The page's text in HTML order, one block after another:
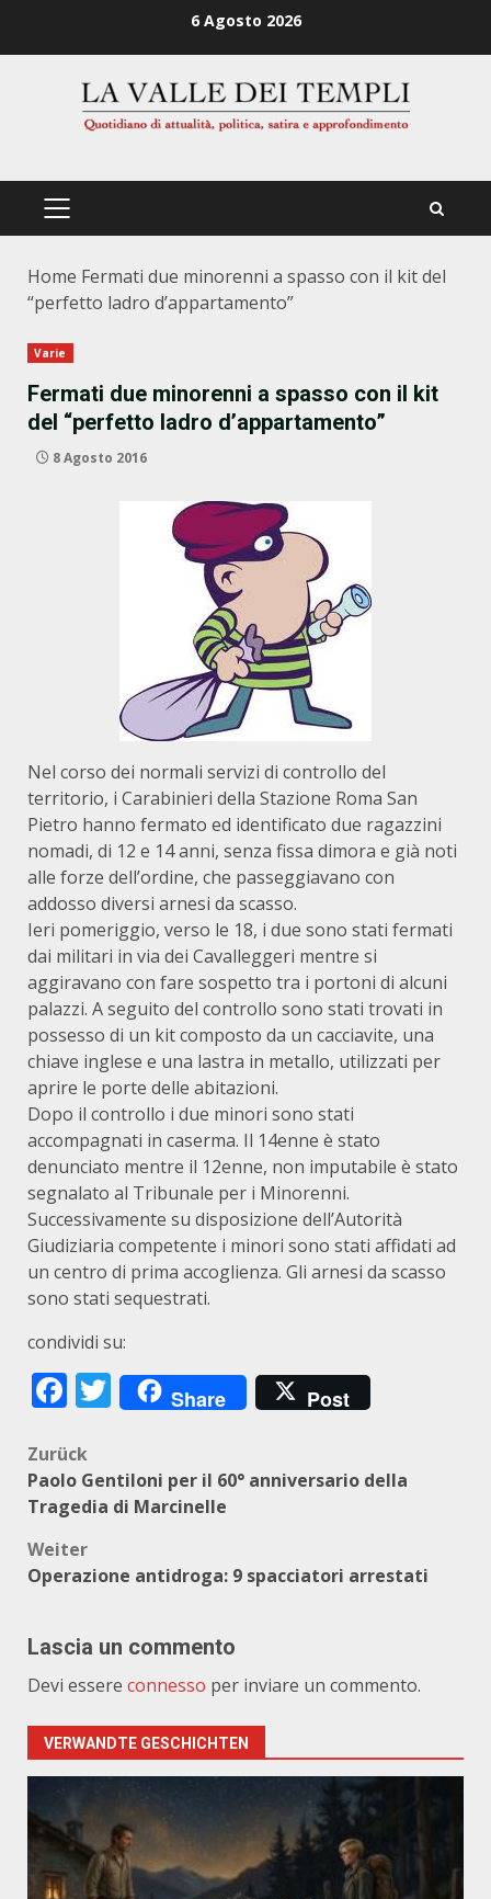
6 Agosto 2026
PRIMÄRES
Home Fermati due minorenni a spasso con il kit del
“perfetto ladro d’appartamento”
Varie
Fermati due minorenni a spasso con il kit
del “perfetto ladro d’appartamento”
8 Agosto 2016
Nel corso dei normali servizi di controllo del
territorio, i Carabinieri della Stazione Roma San
Pietro hanno fermato ed identificato due ragazzini
nomadi, di 12 e 14 anni, senza fissa dimora e già noti
alle forze dell’ordine, che passeggiavano con
addosso diversi arnesi da scasso.
Ieri pomeriggio, verso le 18, i due sono stati fermati
dai militari in via dei Cavalleggeri mentre si
aggiravano con fare sospetto tra i portoni di alcuni
palazzi. A seguito del controllo sono stati trovati in
possesso di un kit composto da un cacciavite, una
chiave inglese e una lastra in metallo, utilizzati per
aprire le porte delle abitazioni.
Dopo il controllo i due minori sono stati
accompagnati in caserma. Il 14enne è stato
denunciato mentre il 12enne, non imputabile è stato
segnalato al Tribunale per i Minorenni.
Successivamente su disposizione dell’Autorità
Giudiziaria competente i minori sono stati affidati ad
un centro di prima accoglienza. Gli arnesi da scasso
sono stati sequestrati.
condividi su:
Facebook
Twitter
Share Post
Beitragsnavigation
Zurück
Paolo Gentiloni per il 60° anniversario della
Tragedia di Marcinelle
Weiter
Operazione antidroga: 9 spacciatori arrestati
Lascia un commento
Devi essere connesso per inviare un commento.
VERWANDTE GESCHICHTEN